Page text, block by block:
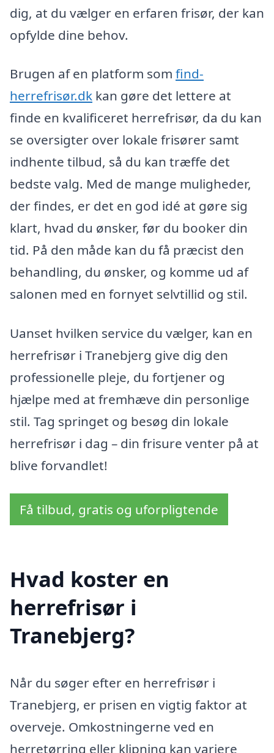
dig, at du vælger en erfaren frisør, der kan
opfylde dine behov.
Brugen af en platform som find-
herrefrisør.dk kan gøre det lettere at
finde en kvalificeret herrefrisør, da du kan
se oversigter over lokale frisører samt
indhente tilbud, så du kan træffe det
bedste valg. Med de mange muligheder,
der findes, er det en god idé at gøre sig
klart, hvad du ønsker, før du booker din
tid. På den måde kan du få præcist den
behandling, du ønsker, og komme ud af
salonen med en fornyet selvtillid og stil.
Uanset hvilken service du vælger, kan en
herrefrisør i Tranebjerg give dig den
professionelle pleje, du fortjener og
hjælpe med at fremhæve din personlige
stil. Tag springet og besøg din lokale
herrefrisør i dag – din frisure venter på at
blive forvandlet!
Få tilbud, gratis og uforpligtende
Hvad koster en
herrefrisør i
Tranebjerg?
Når du søger efter en herrefrisør i
Tranebjerg, er prisen en vigtig faktor at
overveje. Omkostningerne ved en
herretørring eller klipning kan variere